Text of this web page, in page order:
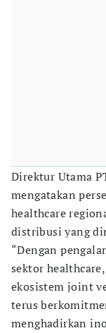
Direktur Utama
mengatakan
healthcare
distribusi yang
“Dengan
sektor
ekosistem joint
terus
menghadirkan